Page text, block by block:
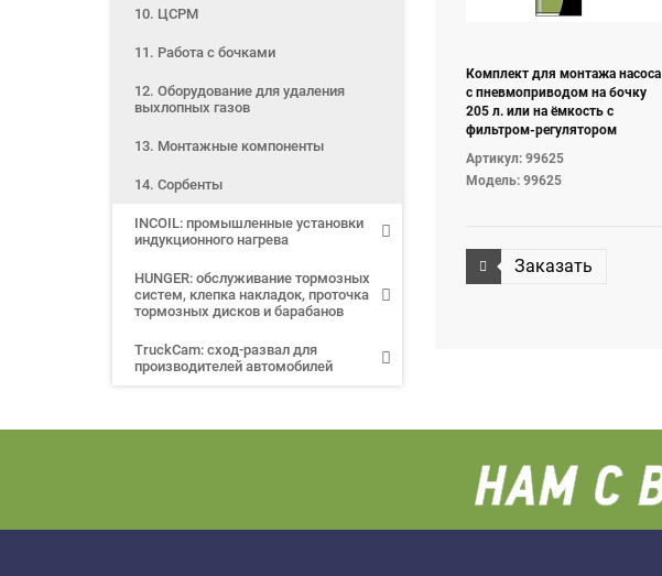
10. ЦСРМ
11. Работа с бочками
12. Оборудование для удаления
выхлопных газов
13. Монтажные компоненты
14. Сорбенты
INCOIL: промышленные установки
индукционного нагрева
HUNGER: обслуживание тормозных
систем, клепка накладок, проточка
тормозных дисков и барабанов
TruckCam: сход-развал для
производителей автомобилей
Комплект для монтажа насоса
с пневмоприводом на бочку
205 л. или на ёмкость с
фильтром-регулятором
Артикул: 99625
Модель: 99625
Заказать